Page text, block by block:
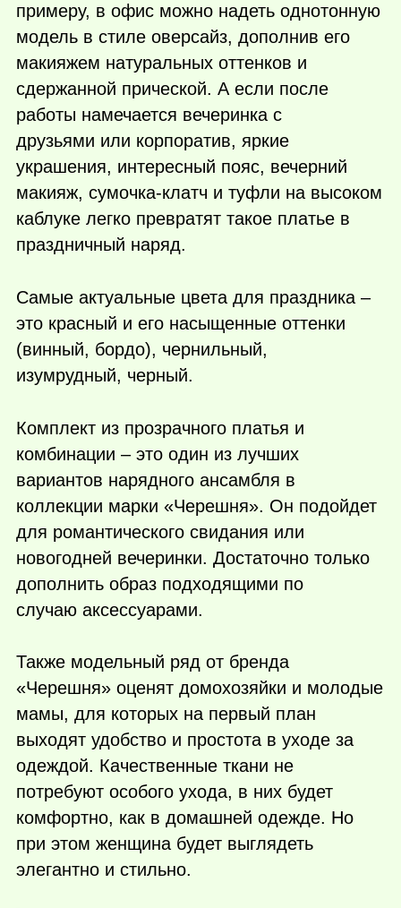
примеру, в офис можно надеть однотонную
модель в стиле оверсайз, дополнив его
макияжем натуральных оттенков и
сдержанной прической. А если после
работы намечается вечеринка с
друзьями или корпоратив, яркие
украшения, интересный пояс, вечерний
макияж, сумочка-клатч и туфли на высоком
каблуке легко превратят такое платье в
праздничный наряд.
Самые актуальные цвета для праздника –
это красный и его насыщенные оттенки
(винный, бордо), чернильный,
изумрудный, черный.
Комплект из прозрачного платья и
комбинации – это один из лучших
вариантов нарядного ансамбля в
коллекции марки «Черешня». Он подойдет
для романтического свидания или
новогодней вечеринки. Достаточно только
дополнить образ подходящими по
случаю аксессуарами.
Также модельный ряд от бренда
«Черешня» оценят домохозяйки и молодые
мамы, для которых на первый план
выходят удобство и простота в уходе за
одеждой. Качественные ткани не
потребуют особого ухода, в них будет
комфортно, как в домашней одежде. Но
при этом женщина будет выглядеть
элегантно и стильно.